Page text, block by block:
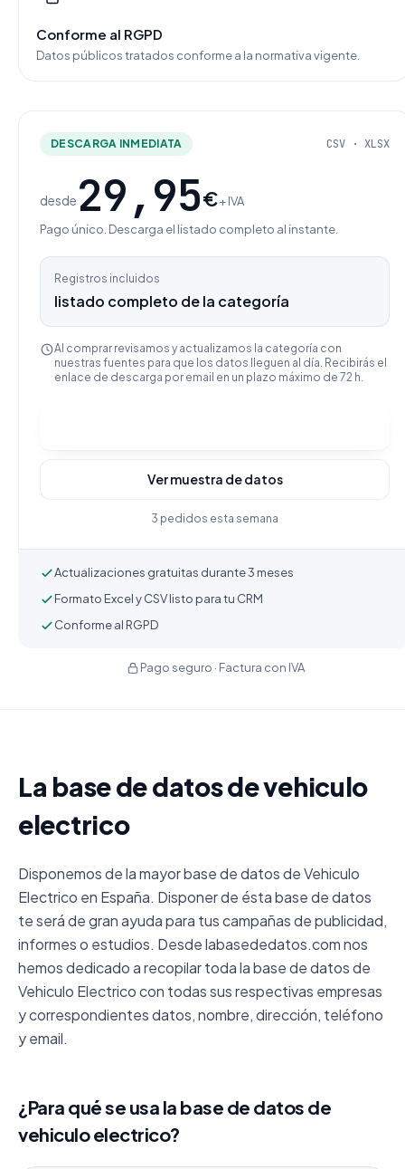
Conforme al RGPD
Datos públicos tratados conforme a la normativa vigente.
DESCARGA INMEDIATA CSV · XLSX
desde 29,95€+ IVA
Pago único. Descarga el listado completo al instante.
Registros incluidos
listado completo de la categoría
Al comprar revisamos y actualizamos la categoría con
nuestras fuentes para que los datos lleguen al día. Recibirás el
enlace de descarga por email en un plazo máximo de 72 h.
Ver muestra de datos
3 pedidos esta semana
Actualizaciones gratuitas durante 3 meses
Formato Excel y CSV listo para tu CRM
Conforme al RGPD
Pago seguro · Factura con IVA
La base de datos de vehiculo
electrico
Disponemos de la mayor base de datos de Vehiculo
Electrico en España. Disponer de ésta base de datos
te será de gran ayuda para tus campañas de publicidad,
informes o estudios. Desde labasededatos.com nos
hemos dedicado a recopilar toda la base de datos de
Vehiculo Electrico con todas sus respectivas empresas
y correspondientes datos, nombre, dirección, teléfono
y email.
¿Para qué se usa la base de datos de
vehiculo electrico?